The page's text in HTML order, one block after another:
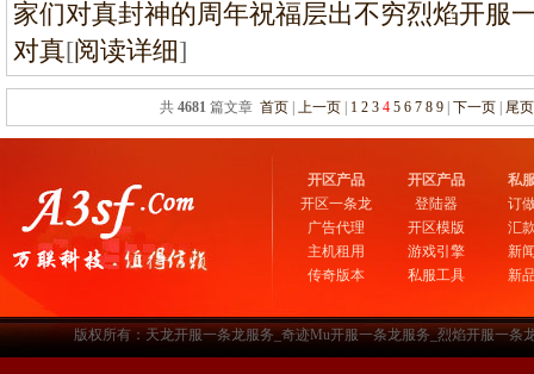
家们对真封神的周年祝福层出不穷烈焰开服
对真[阅读详细]
共 4681篇文章 首页| 上一页| 1 2 3 4 5 6 7 8 9| 下一页| 尾
开区产品
开区一条龙
广告代理
主机租用
传奇版本
开区产品
登陆器
开区模版
游戏引擎
私服工具
私
订
汇
新
新
版权所有：天龙开服一条龙服务_奇迹Mu开服一条龙服务_烈焰开服一条